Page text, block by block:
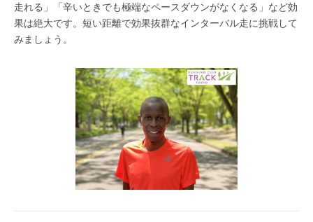
走れる」「辛いときでも極端なペースダウンがなくなる」など効
果は絶大です。短い距離で効果抜群なインターバル走に挑戦して
みましょう。